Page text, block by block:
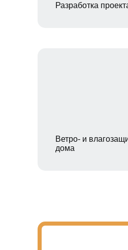
Разработка
Ветро- и
дома